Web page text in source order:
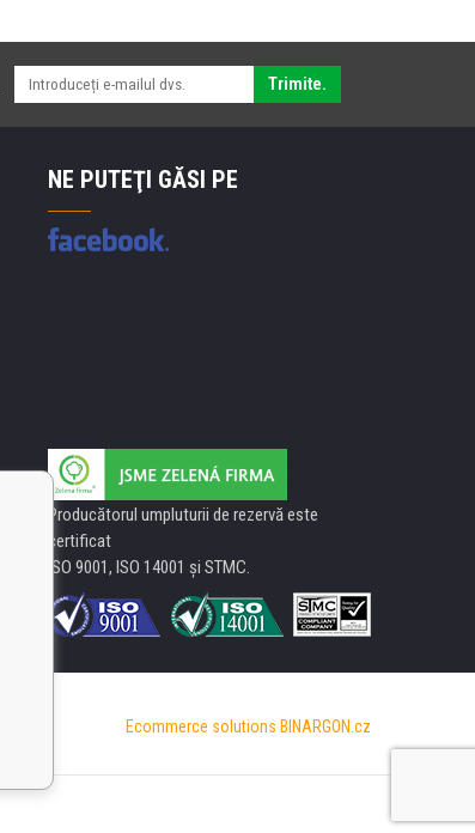
Trimite.
NE PUTEŢI GĂSI PE
Producătorul umpluturii de rezervă este
certificat
ISO 9001, ISO 14001 şi STMC.
Ecommerce solutions BINARGON.cz